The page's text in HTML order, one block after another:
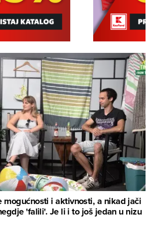
mogućnosti i aktivnosti, a nikad jači
'falili'. Je li i to još jedan u nizu